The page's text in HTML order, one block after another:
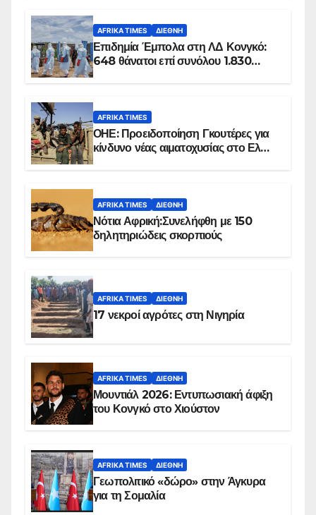
AFRIKA TIMES ΔΙΕΘΝΉ
Επιδημία Έμπολα στη ΛΔ Κονγκό:
648 θάνατοι επί συνόλου 1.830
AFRIKA TIMES
ΟΗΕ: Προειδοποίηση Γκουτέρες για
κίνδυνο νέας αιματοχυσίας στο Ελ
AFRIKA TIMES ΔΙΕΘΝΉ
Νότια Αφρική:Συνελήφθη με 150
δηλητηριώδεις σκορπιούς
AFRIKA TIMES ΔΙΕΘΝΉ
17 νεκροί αγρότες στη Νιγηρία
AFRIKA TIMES ΔΙΕΘΝΉ
Μουντιάλ 2026: Εντυπωσιακή άφιξη
του Κονγκό στο Χιούστον
AFRIKA TIMES ΔΙΕΘΝΉ
Γεωπολιτικό «δώρο» στην Άγκυρα
για τη Σομαλία